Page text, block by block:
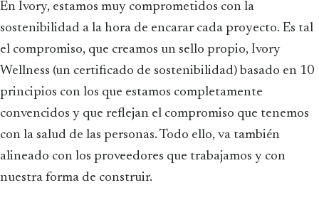
En Ivory, estamos muy comprometidos con la
sostenibilidad a la hora de encarar cada proyecto. Es tal
el compromiso, que creamos un sello propio, Ivory
Wellness (un certificado de sostenibilidad) basado en 10
principios con los que estamos completamente
convencidos y que reflejan el compromiso que tenemos
con la salud de las personas. Todo ello, va también
alineado con los proveedores que trabajamos y con
nuestra forma de construir.